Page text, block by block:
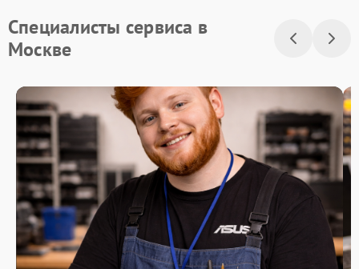
Специалисты сервиса в
Москве